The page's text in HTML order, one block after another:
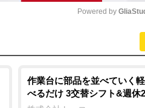
t
e
Powered by
作業台に部品を並べていく
べるだけ 3交替シフト&週休